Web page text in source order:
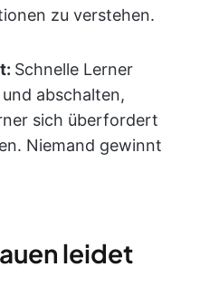
zu verstehen.
Schnelle Lerner
abschalten,
sich überfordert
Niemand gewinnt
leidet